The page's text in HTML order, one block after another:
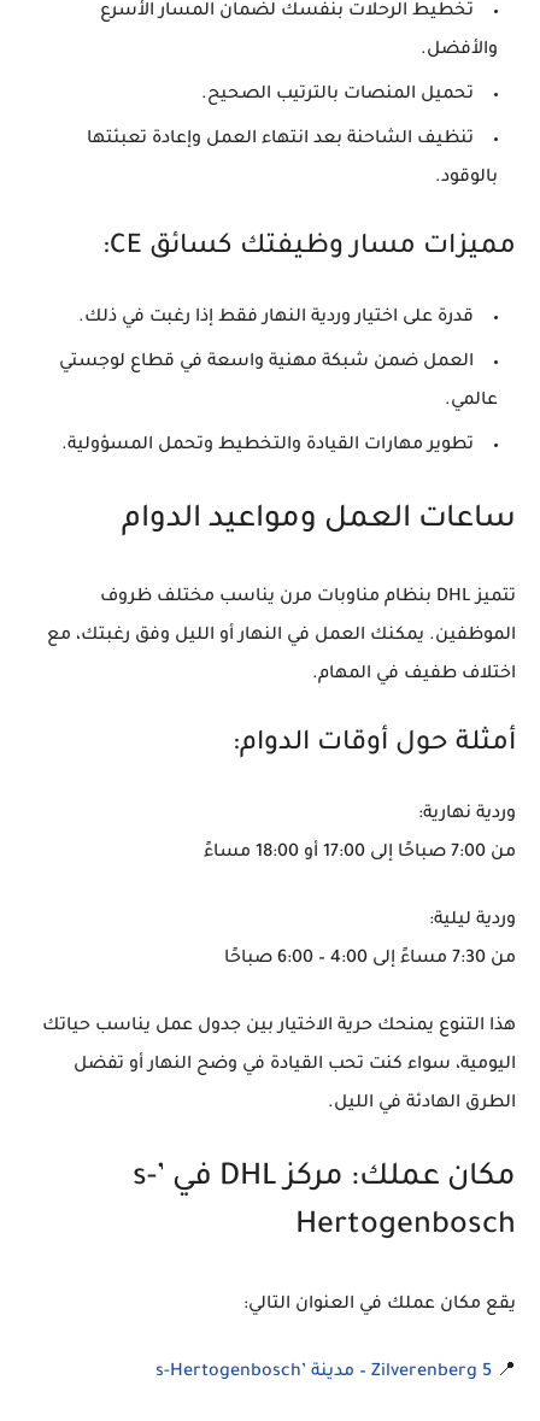
تخطيط الرحلات بنفسك لضمان المسار الأسرع
والأفضل.
تحميل المنصات بالترتيب الصحيح.
تنظيف الشاحنة بعد انتهاء العمل وإعادة تعبئتها
بالوقود.
مميزات مسار وظيفتك كسائق CE:
قدرة على اختيار وردية النهار فقط إذا رغبت في ذلك.
العمل ضمن شبكة مهنية واسعة في قطاع لوجستي
عالمي.
تطوير مهارات القيادة والتخطيط وتحمل المسؤولية.
ساعات العمل ومواعيد الدوام
تتميز DHL بنظام مناوبات مرن يناسب مختلف ظروف
الموظفين. يمكنك العمل في النهار أو الليل وفق رغبتك، مع
اختلاف طفيف في المهام.
أمثلة حول أوقات الدوام:
وردية نهارية:
من 7:00 صباحًا إلى 17:00 أو 18:00 مساءً
وردية ليلية:
من 7:30 مساءً إلى 4:00 – 6:00 صباحًا
هذا التنوع يمنحك حرية الاختيار بين جدول عمل يناسب حياتك
اليومية، سواء كنت تحب القيادة في وضح النهار أو تفضل
الطرق الهادئة في الليل.
مكان عملك: مركز DHL في ’s-
Hertogenbosch
يقع مكان عملك في العنوان التالي:
📍 Zilverenberg 5 – مدينة ’s-Hertogenbosch